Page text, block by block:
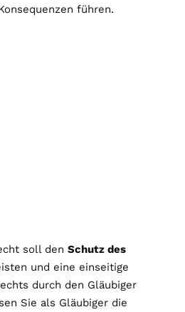
führen.
soll den Schutz des
und eine einseitige
durch den Gläubiger
Sie als Gläubiger die